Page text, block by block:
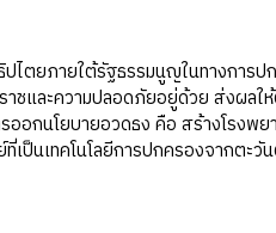
ตยภายใต้รัฐธรรมนูญในทางการป
ชและความปลอดภัยอยู่ด้วย ส่งผล
ออกนโยบายอวดธง คือ สร้างโรง
ป็นเทคโนโลยีการปกครองจากตะ